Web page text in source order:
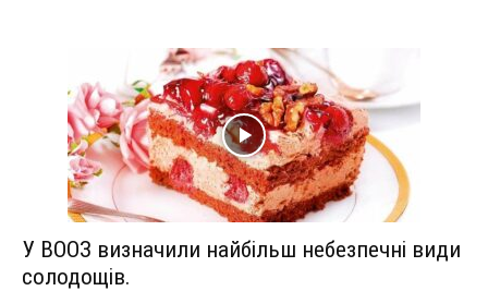
У ВООЗ визначили найбільш небезпечні види
солодощів.